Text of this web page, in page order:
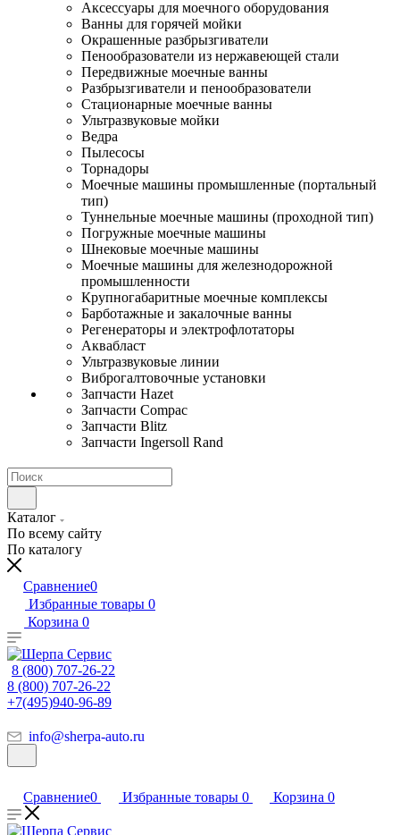
Аксессуары для моечного оборудования
Ванны для горячей мойки
Окрашенные разбрызгиватели
Пенообразователи из нержавеющей стали
Передвижные моечные ванны
Разбрызгиватели и пенообразователи
Стационарные моечные ванны
Ультразвуковые мойки
Ведра
Пылесосы
Торнадоры
Моечные машины промышленные (портальный
тип)
Туннельные моечные машины (проходной тип)
Погружные моечные машины
Шнековые моечные машины
Моечные машины для железнодорожной
промышленности
Крупногабаритные моечные комплексы
Барботажные и закалочные ванны
Регенераторы и электрофлотаторы
Аквабласт
Ультразвуковые линии
Виброгалтовочные установки
Запчасти Hazet
Запчасти Compac
Запчасти Blitz
Запчасти Ingersoll Rand
Каталог
По всему сайту
По каталогу
Сравнение0
Избранные товары 0
Корзина 0
8 (800) 707-26-22
8 (800) 707-26-22
+7(495)940-96-89
info@sherpa-auto.ru
Сравнение0 Избранные товары 0 Корзина 0